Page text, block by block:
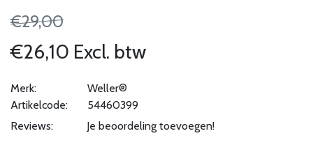
€29,00
€26,10 Excl. btw
Merk:
Weller®
Artikelcode:
54460399
Reviews:
Je beoordeling toevoegen!